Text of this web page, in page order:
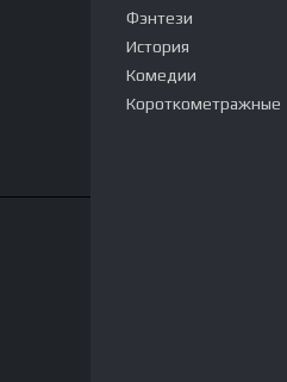
Фэнтези
История
Комедии
Короткометражные